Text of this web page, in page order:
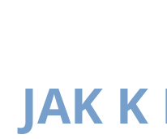
JAK